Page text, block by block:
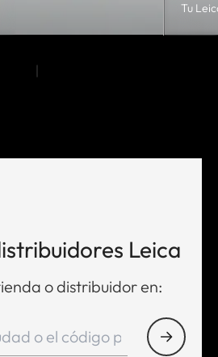
Tu
Leica
o distribuidor en: